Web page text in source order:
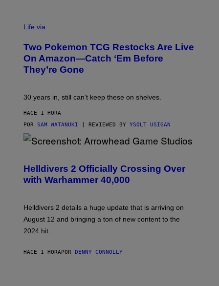
Life via
Two Pokemon TCG Restocks Are Live
On Amazon—Catch ‘Em Before
They’re Gone
30 years in, still can’t keep these on shelves.
HACE 1 HORA
POR SAM WATANUKI | REVIEWED BY YSOLT USIGAN
R
E
E
O
T
A
O
Helldivers 2 Officially Crossing Over
with Warhammer 40,000
Helldivers 2 details a huge update that is arriving on
August 12 and bringing a ton of new content to the
2024 hit.
HACE 1 HORAPOR DENNY CONNOLLY